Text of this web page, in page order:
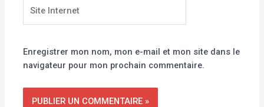
Internet
Enregistrer mon nom, mon e-mail et mon site dans le
navigateur pour mon prochain commentaire.